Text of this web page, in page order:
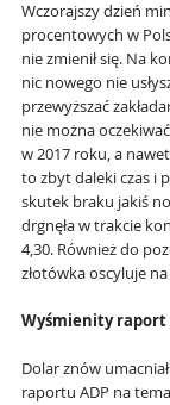
Wczorajszy dzień
procentowych w
nie zmienił się. Na
nic nowego nie
przewyższać
nie można
w 2017 roku, a
to zbyt daleki czas i
skutek braku jakiś
drgnęła w trakcie
4,30. Również do
złotówka oscyluje
Wyśmienity raport
Dolar znów
raportu ADP na